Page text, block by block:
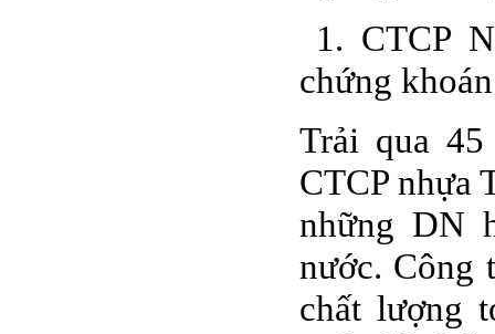
1. CTCP
chứng
Trải qua
CTCP nhựa
những DN
nước. Công
chất lượng